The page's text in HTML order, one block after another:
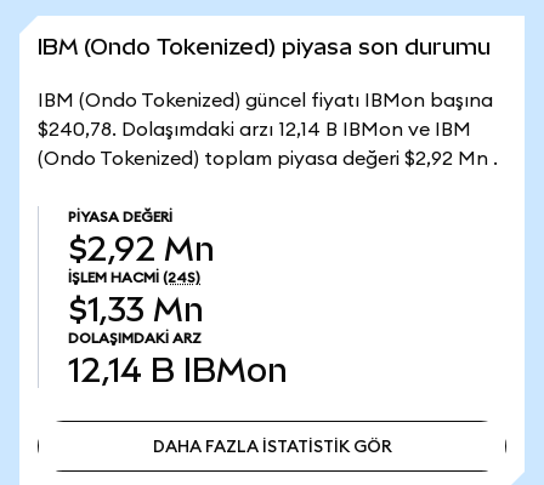
IBM (Ondo Tokenized) piyasa son durumu
IBM (Ondo Tokenized) güncel fiyatı IBMon başına
$240,78. Dolaşımdaki arzı 12,14 B IBMon ve IBM
(Ondo Tokenized) toplam piyasa değeri $2,92 Mn .
PIYASA DEĞERI
$2,92 Mn
İŞLEM HACMI (24S)
$1,33 Mn
DOLAŞIMDAKI ARZ
12,14 B IBMon
DAHA FAZLA İSTATİSTİK GÖR